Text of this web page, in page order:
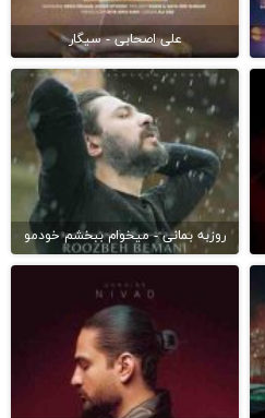
علی اصحابی - سیگار
روزبه بمانی - میخوام ببخشم خودمو